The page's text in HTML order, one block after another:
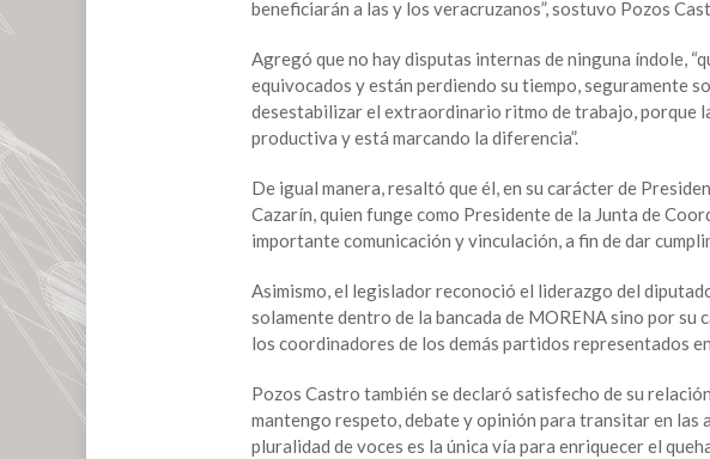
beneficiarán a las y los veracruzanos”, sostuvo Pozos
Agregó que no hay disputas internas de ninguna índole,
equivocados y están perdiendo su tiempo, seguramente
desestabilizar el extraordinario ritmo de trabajo, porque
productiva y está marcando la diferencia”.
De igual manera, resaltó que él, en su carácter de
Cazarín, quien funge como Presidente de la Junta de
importante comunicación y vinculación, a fin de dar
Asimismo, el legislador reconoció el liderazgo del
solamente dentro de la bancada de MORENA sino por su
los coordinadores de los demás partidos representados
Pozos Castro también se declaró satisfecho de su
mantengo respeto, debate y opinión para transitar en las
pluralidad de voces es la única vía para enriquecer el